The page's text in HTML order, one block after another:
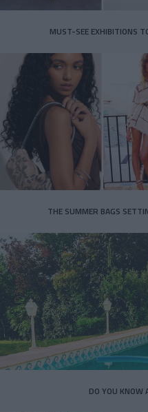
MUST-SEE EXHIBITIONS
THE SUMMER BAGS
DO YOU KNOW